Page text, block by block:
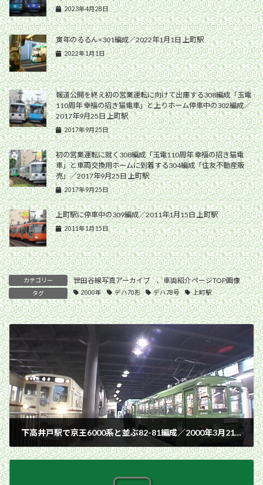
2023年4月28日
寅年のるるん×301編成／2022年1月1日 上町駅
2022年1月1日
報道公開を終え初の営業運転に向けて出庫する308編成「玉電
110周年 幸福の招き猫電車」と上りホーム停車中の302編成／
2017年9月25日 上町駅
2017年9月25日
初の営業運転に就く308編成「玉電110周年 幸福の招き猫電
車」と車両交換用ホームに到着する304編成「住友不動産販
売」／2017年9月25日 上町駅
2017年9月25日
上町駅に停車中の309編成／2011年1月15日 上町駅
2011年1月15日
カテゴリー 世田谷線写真アーカイブ 、車両紹介ページTOP画像
タグ 2000年 デハ70形 デハ78号 上町駅
下高井戸駅で京王6000系と並ぶ82-81編成／2000年3月21日 下高井戸駅
2000年3月21日